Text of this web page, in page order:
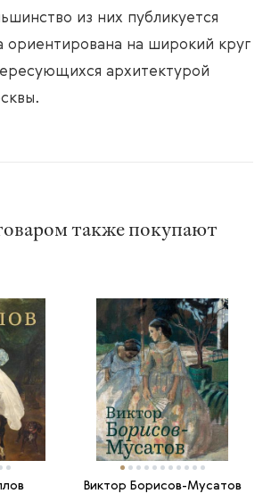
из них публикуется
ориентирована на широкий круг
архитектурой
также покупают
Виктор Борисов-Мусатов